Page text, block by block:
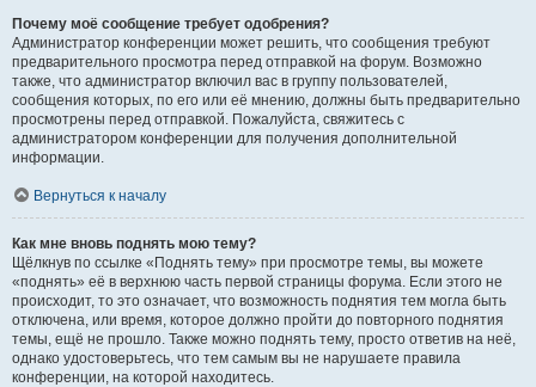
Почему моё сообщение требует одобрения?
Администратор конференции может решить, что сообщения требуют
предварительного просмотра перед отправкой на форум. Возможно
также, что администратор включил вас в группу пользователей,
сообщения которых, по его или её мнению, должны быть предварительно
просмотрены перед отправкой. Пожалуйста, свяжитесь с
администратором конференции для получения дополнительной
информации.
Вернуться к началу
Как мне вновь поднять мою тему?
Щёлкнув по ссылке «Поднять тему» при просмотре темы, вы можете
«поднять» её в верхнюю часть первой страницы форума. Если этого не
происходит, то это означает, что возможность поднятия тем могла быть
отключена, или время, которое должно пройти до повторного поднятия
темы, ещё не прошло. Также можно поднять тему, просто ответив на неё,
однако удостоверьтесь, что тем самым вы не нарушаете правила
конференции, на которой находитесь.